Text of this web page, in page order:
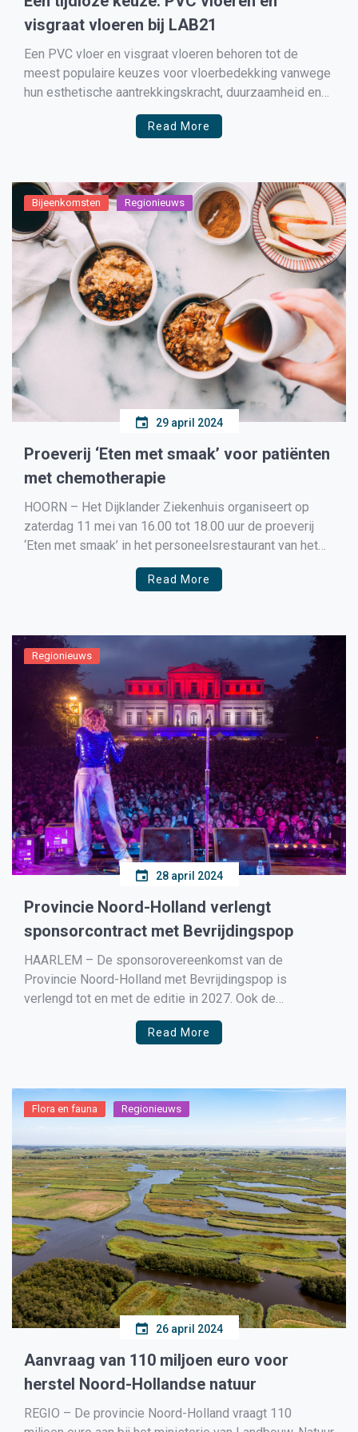
visgraat vloeren bij LAB21
Een PVC vloer en visgraat vloeren behoren tot de
meest populaire keuzes voor vloerbedekking vanwege
hun esthetische aantrekkingskracht, duurzaamheid en
tijdloze uitstraling onder andere in Medemblik. Bij LAB
streven we ernaar om onze klanten een uitgebreide
Read More
Bijeenkomsten Regionieuws
29 april 2024
Proeverij ‘Eten met smaak’ voor patiënten
met chemotherapie
HOORN – Het Dijklander Ziekenhuis organiseert op
zaterdag 11 mei van 16.00 tot 18.00 uur de proeverij
‘Eten met smaak’ in het personeelsrestaurant van het
ziekenhuis in Hoorn. Deze proeverij is specifiek voor
patiënten die chemotherapie krijgen. Patiënten die
[…]
Read More
Regionieuws
28 april 2024
Provincie Noord-Holland verlengt
sponsorcontract met Bevrijdingspop
HAARLEM – De sponsorovereenkomst van de
Provincie Noord-Holland met Bevrijdingspop is
verlengd tot en met de editie in 2027. Ook de
afgelopen jaren was de provincie al partner van het
oudste bevrijdingsfestival van Nederland, dat
ook om […]
Read More
Flora en fauna Regionieuws
26 april 2024
Aanvraag van 110 miljoen euro voor
herstel Noord-Hollandse natuur
REGIO – De provincie Noord-Holland vraagt 110